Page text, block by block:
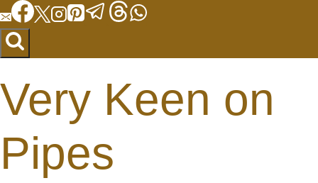
Перейти
до
вмісту
Very Keen on
Pipes